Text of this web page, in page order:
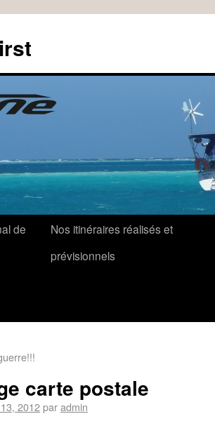
de
Nos itinéraires réalisés et
prévisionnels
carte postale
2012paradmin